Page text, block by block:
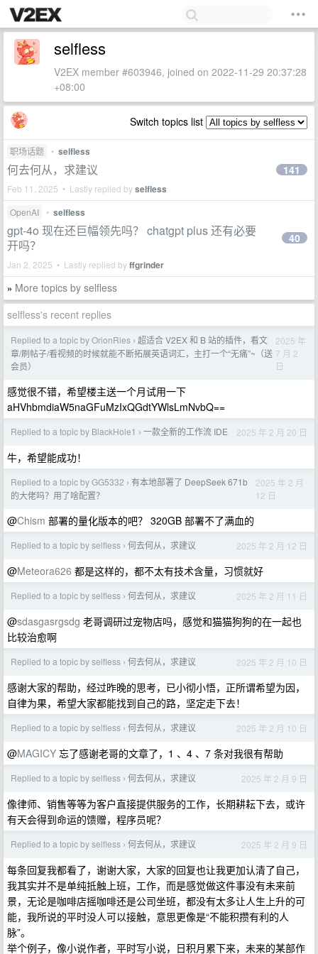
selfless
V2EX member #603946, joined on 2022-11-29 20:37:28
+08:00
Switch topics list
职场话题 • selfless
何去何从，求建议
Feb 11, 2025 • Lastly replied byselfless
141
OpenAI • selfless
gpt-4o 现在还巨幅领先吗？ chatgpt plus 还有必要
开吗？
Jan 2, 2025 • Lastly replied byffgrinder
40
» More topics by selfless
selfless's recent replies
Replied to a topic by OrionRies › 超适合 V2EX 和 B 站的插件，看文
章/刷帖子/看视频的时候就能不断拓展英语词汇，主打一个“无痛”~（送
会员）
2025 年
7 月 2
日
感觉很不错，希望楼主送一个月试用一下
aHVhbmdiaW5naGFuMzIxQGdtYWlsLmNvbQ==
Replied to a topic by BlackHole1 › 一款全新的工作流 IDE 2025 年 2 月 20 日
牛，希望能成功！
Replied to a topic by GG5332 › 有本地部署了 DeepSeek 671b
的大佬吗？用了啥配置？
2025 年 2 月
12 日
@Chism 部署的量化版本的吧？ 320GB 部署不了满血的
Replied to a topic by selfless › 何去何从，求建议 2025 年 2 月 12 日
@Meteora626 都是这样的，都不太有技术含量，习惯就好
Replied to a topic by selfless › 何去何从，求建议 2025 年 2 月 11 日
@sdasgasrgsdg 老哥调研过宠物店吗，感觉和猫猫狗狗的在一起也
比较治愈啊
Replied to a topic by selfless › 何去何从，求建议 2025 年 2 月 10 日
感谢大家的帮助，经过昨晚的思考，已小彻小悟，正所谓希望为因，
自律为果，希望大家都能找到自己的路，坚定走下去！
Replied to a topic by selfless › 何去何从，求建议 2025 年 2 月 10 日
@MAGICY 忘了感谢老哥的文章了，1 、4 、7 条对我很有帮助
Replied to a topic by selfless › 何去何从，求建议 2025 年 2 月 9 日
像律师、销售等等为客户直接提供服务的工作，长期耕耘下去，或许
有天会得到命运的馈赠，程序员呢？
Replied to a topic by selfless › 何去何从，求建议 2025 年 2 月 9 日
每条回复我都看了，谢谢大家，大家的回复也让我更加认清了自己，
我其实并不是单纯抵触上班，工作，而是感觉做这件事没有未来前
景，无论是咖啡店摇咖啡还是公司坐班，都没有太多让人生上升的可
能，我所说的平时没人可以接触，意思更像是“不能积攒有利的人
脉”。
举个例子，像小说作者，平时写小说，日积月累下来，未来的某部作